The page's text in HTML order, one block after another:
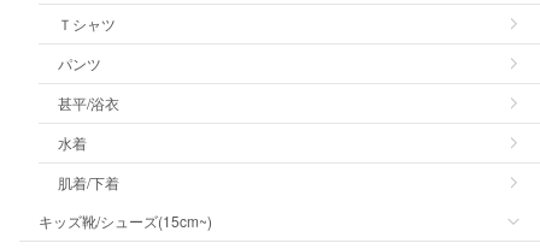
Ｔシャツ
パンツ
甚平/浴衣
水着
肌着/下着
キッズ靴/シューズ(15cm~)